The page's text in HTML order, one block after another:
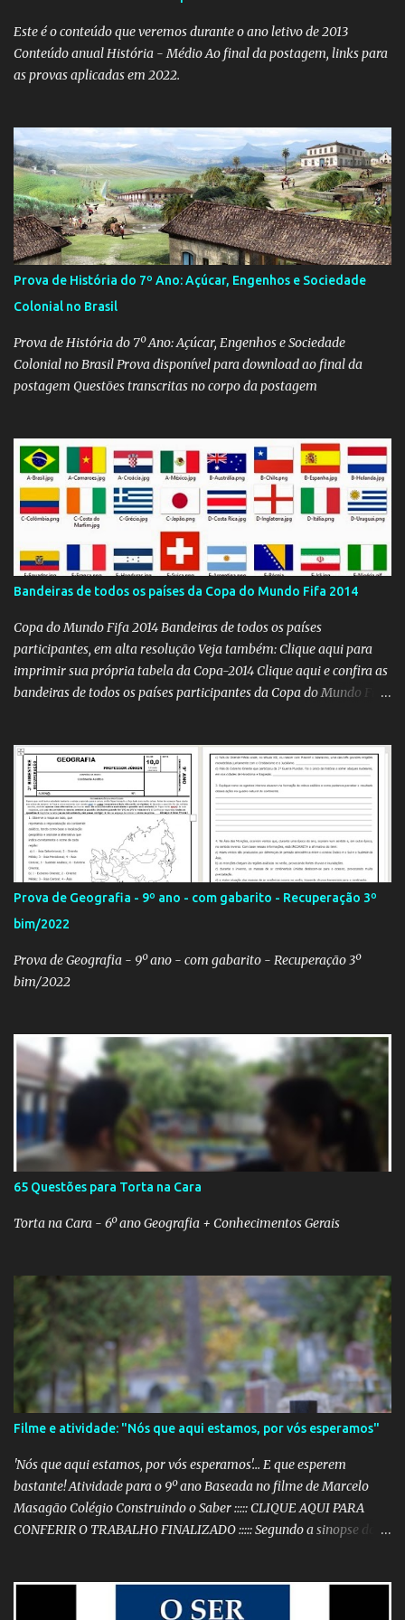
Este é o conteúdo que veremos durante o ano letivo de 2013
Conteúdo anual História - Médio Ao final da postagem, links para
as provas aplicadas em 2022.
Prova de História do 7º Ano: Açúcar, Engenhos e Sociedade
Colonial no Brasil
Prova de História do 7º Ano: Açúcar, Engenhos e Sociedade
Colonial no Brasil Prova disponível para download ao final da
postagem Questões transcritas no corpo da postagem
Bandeiras de todos os países da Copa do Mundo Fifa 2014
Copa do Mundo Fifa 2014 Bandeiras de todos os países
participantes, em alta resolução Veja também: Clique aqui para
imprimir sua própria tabela da Copa-2014 Clique aqui e confira as
bandeiras de todos os países participantes da Copa do Mundo Fifa
Com um evento como a Copa do Mundo ocorrendo no Brasil,
independentemente se você seja do time 'Viva Copa' ou do time
'Não vai ter Copa', uma hora ou outra acaba precisando das
bandeiras dos países que participarão do evento (para exaltá-los
ou para estraçalhá-los). Principalmente se você for aluno ou
professor! Provavelmente sua escola fará alguma atividade
relacionada ao assunto. Aí, precisa correr para o Google Imagens,
achar a bandeira correta, com a resolução adequada... a maior
função. Eu sei porque já precisei fazer isso. Como deixei os
arquivos armazenados em cas...
Prova de Geografia - 9º ano - com gabarito - Recuperação 3º
bim/2022
Prova de Geografia - 9º ano - com gabarito - Recuperação 3º
bim/2022
65 Questões para Torta na Cara
Torta na Cara - 6º ano Geografia + Conhecimentos Gerais
Filme e atividade: "Nós que aqui estamos, por vós esperamos"
'Nós que aqui estamos, por vós esperamos'... E que esperem
bastante! Atividade para o 9º ano Baseada no filme de Marcelo
Masagão Colégio Construindo o Saber ::::: CLIQUE AQUI PARA
CONFERIR O TRABALHO FINALIZADO ::::: Segundo a sinopse do
lançado em 1999, o filme mostra como os grandes acontecimentos